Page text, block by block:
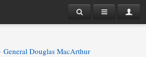
General Douglas MacArthur